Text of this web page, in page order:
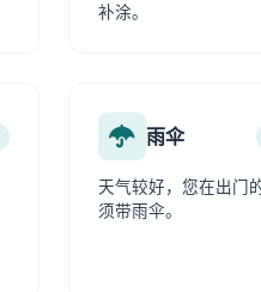
补涂。
雨伞
天气较好，您在出门
须带雨伞。